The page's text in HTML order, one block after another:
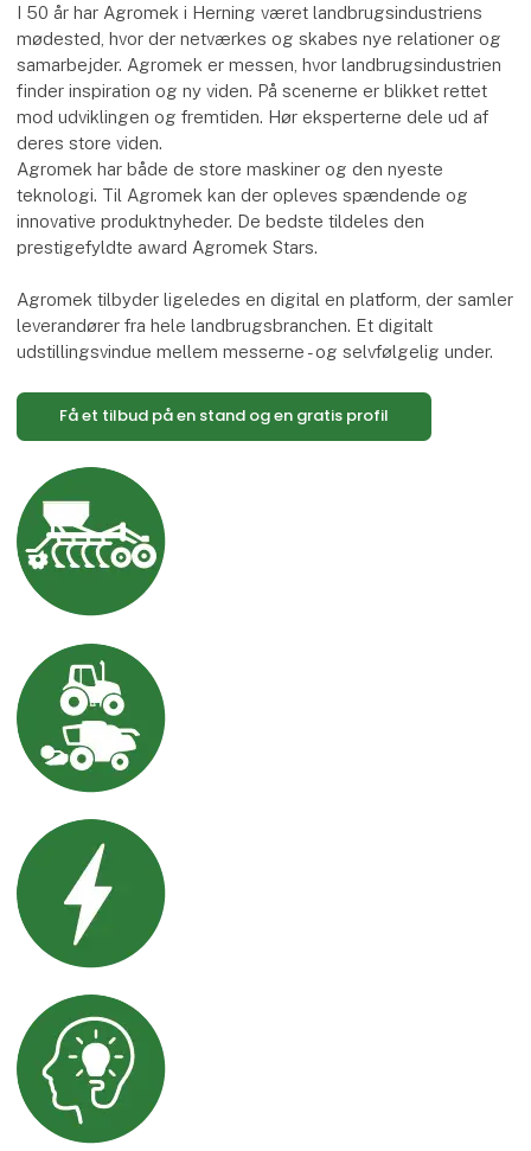
I 50 år har Agromek i Herning været landbrugsindustriens
mødested, hvor der netværkes og skabes nye relationer og
samarbejder. Agromek er messen, hvor landbrugsindustrien
finder inspiration og ny viden. På scenerne er blikket rettet
mod udviklingen og fremtiden. Hør eksperterne dele ud af
deres store viden.
Agromek har både de store maskiner og den nyeste
teknologi. Til Agromek kan der opleves spændende og
innovative produktnyheder. De bedste tildeles den
prestigefyldte award Agromek Stars.
Agromek tilbyder ligeledes en digital en platform, der samler
leverandører fra hele landbrugsbranchen. Et digitalt
udstillingsvindue mellem messerne - og selvfølgelig under.
Få et tilbud på en stand og en gratis profil